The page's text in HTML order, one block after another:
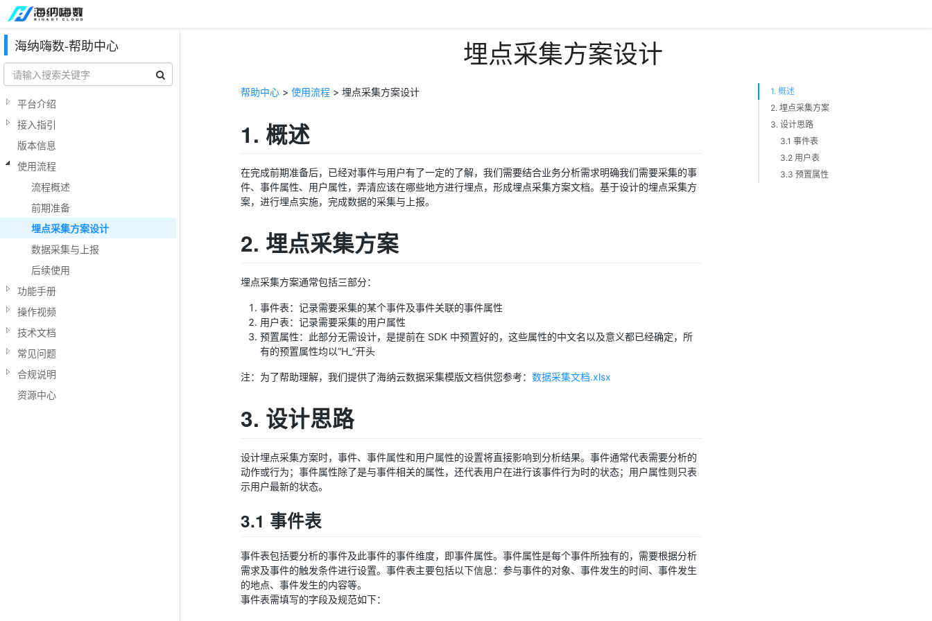
海纳嗨数-帮助中心
平台介绍
接入指引
版本信息
使用流程
流程概述
前期准备
埋点采集方案设计
数据采集与上报
后续使用
功能手册
操作视频
技术文档
常见问题
合规说明
资源中心
埋点采集方案设计
帮助中心 > 使用流程 > 埋点采集方案设计
1. 概述
2. 埋点采集方案
3. 设计思路
3.1 事件表
3.2 用户表
3.3 预置属性
1. 概述
在完成前期准备后，已经对事件与用户有了一定的了解，我们需要结合业务分析需求明确我们需要采集的事
件、事件属性、用户属性，弄清应该在哪些地方进行埋点，形成埋点采集方案文档。基于设计的埋点采集方
案，进行埋点实施，完成数据的采集与上报。
2. 埋点采集方案
埋点采集方案通常包括三部分：
事件表：记录需要采集的某个事件及事件关联的事件属性
用户表：记录需要采集的用户属性
预置属性：此部分无需设计，是提前在 SDK 中预置好的，这些属性的中文名以及意义都已经确定，所
有的预置属性均以”H_”开头
注：为了帮助理解，我们提供了海纳云数据采集模版文档供您参考： 数据采集文档.xlsx
3. 设计思路
设计埋点采集方案时，事件、事件属性和用户属性的设置将直接影响到分析结果。事件通常代表需要分析的
动作或行为；事件属性除了是与事件相关的属性，还代表用户在进行该事件行为时的状态；用户属性则只表
示用户最新的状态。
3.1 事件表
事件表包括要分析的事件及此事件的事件维度，即事件属性。事件属性是每个事件所独有的，需要根据分析
需求及事件的触发条件进行设置。事件表主要包括以下信息：参与事件的对象、事件发生的时间、事件发生
的地点、事件发生的内容等。
事件表需填写的字段及规范如下：